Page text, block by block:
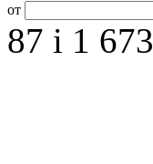
от
87 i 1 673